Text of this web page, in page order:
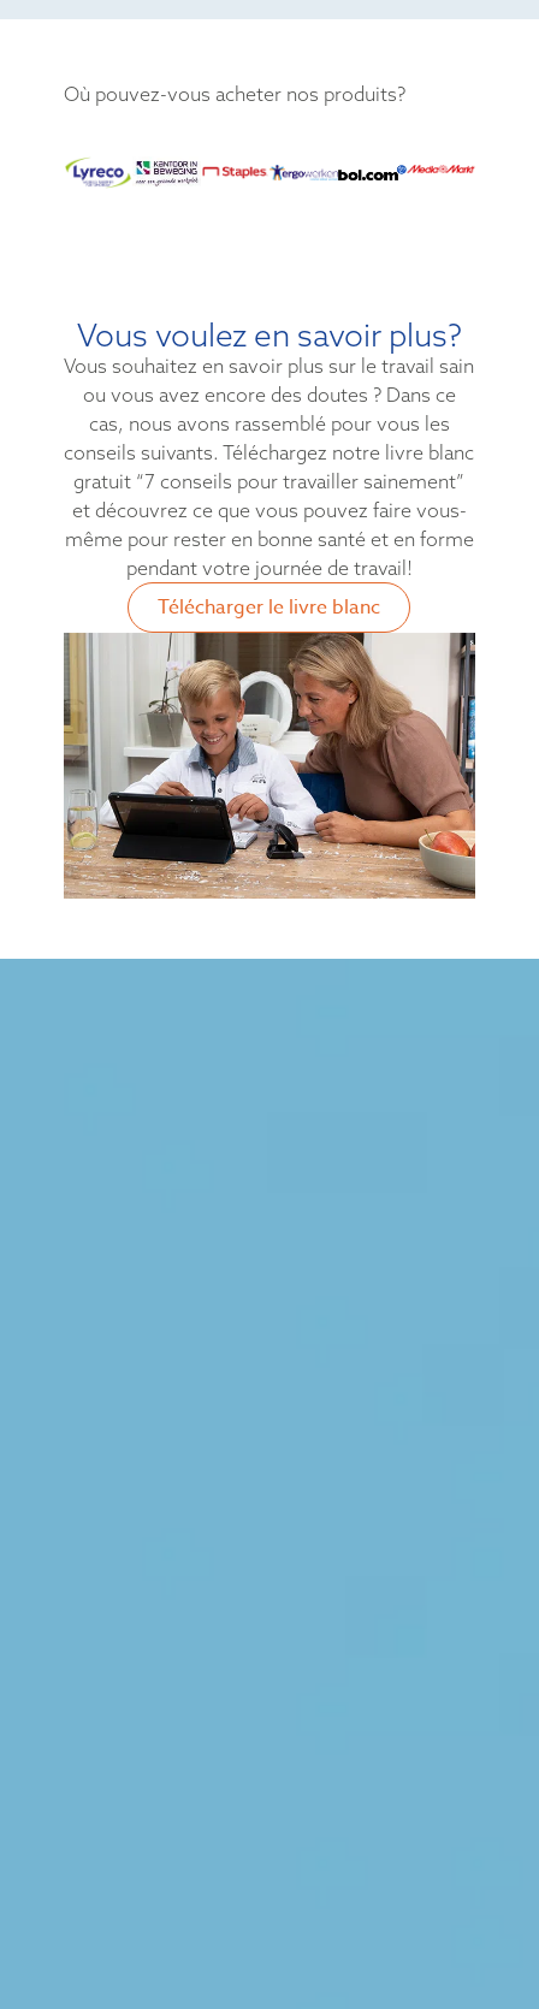
Où pouvez-vous acheter nos produits?
Vous voulez en savoir plus?
Vous souhaitez en savoir plus sur le travail sain
ou vous avez encore des doutes ? Dans ce
cas, nous avons rassemblé pour vous les
conseils suivants. Téléchargez notre livre blanc
gratuit “7 conseils pour travailler sainement”
et découvrez ce que vous pouvez faire vous-
même pour rester en bonne santé et en forme
pendant votre journée de travail!
Télécharger le livre blanc